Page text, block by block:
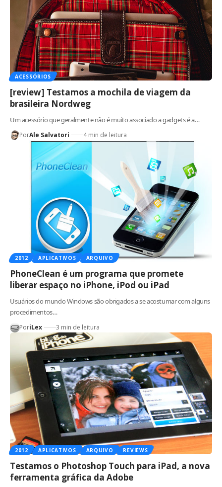
ACESSÓRIOS
[review] Testamos a mochila de viagem da
brasileira Nordweg
Um acessório que geralmente não é muito associado a gadgets é a…
PorAle Salvatori 4 min de leitura
2012 APLICATIVOS ARQUIVO
PhoneClean é um programa que promete
liberar espaço no iPhone, iPod ou iPad
Usuários do mundo Windows são obrigados a se acostumar com alguns
procedimentos…
PoriLex 3 min de leitura
2012 APLICATIVOS ARQUIVO REVIEWS
Testamos o Photoshop Touch para iPad, a nova
ferramenta gráfica da Adobe